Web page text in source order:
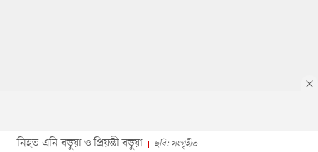
নিহত এনি বড়ুয়া ও প্রিয়ন্তী বড়ুয়া ছবি: সংগৃহীত